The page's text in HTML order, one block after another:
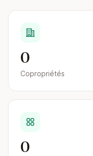
0
Copropriétés
0